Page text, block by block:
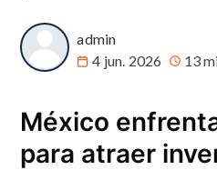
admin
4 jun. 2026
13
México
para atraer